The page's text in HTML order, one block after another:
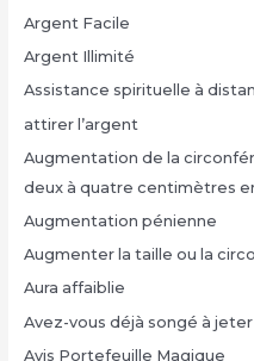
Argent Facile
Argent Illimité
Assistance spirituelle à
attirer l’argent
Augmentation de la
deux à quatre centimètres
Augmentation pénienne
Augmenter la taille ou la
Aura affaiblie
Avez-vous déjà songé à
Avis Portefeuille Magique